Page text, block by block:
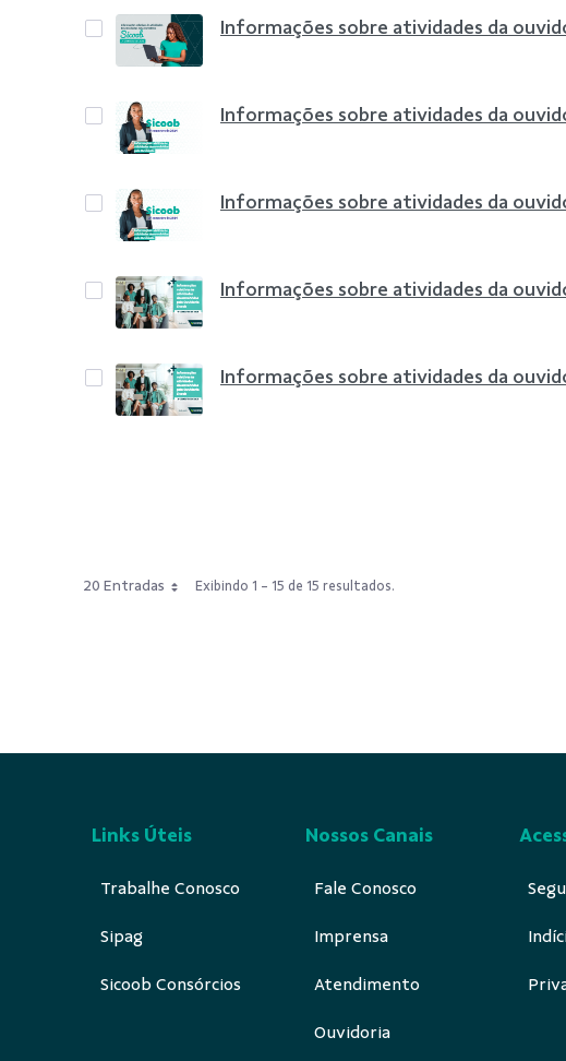
Informações sobre atividades da
Informações sobre atividades da
Informações sobre atividades da
Informações sobre atividades da
Informações sobre atividades da
20 Entradas Exibindo 1 - 15 de 15 resultados.
Links Úteis
Trabalhe Conosco
Sipag
Sicoob Consórcios
Nossos Canais
Fale Conosco
Imprensa
Atendimento
Ouvidoria